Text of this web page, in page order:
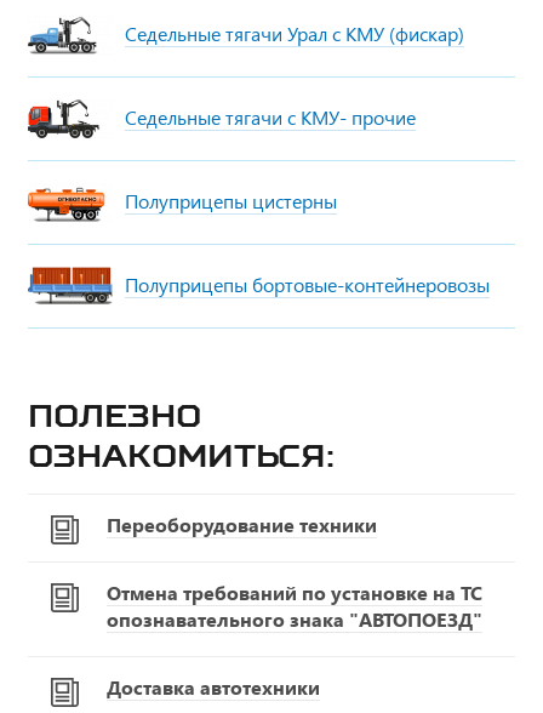
Седельные тягачи Урал с КМУ (фискар)
Седельные тягачи с КМУ- прочие
Полуприцепы цистерны
Полуприцепы бортовые-контейнеровозы
Полезно
ознакомиться:
Переоборудование техники
Отмена требований по установке на ТС
опознавательного знака "АВТОПОЕЗД"
Доставка автотехники